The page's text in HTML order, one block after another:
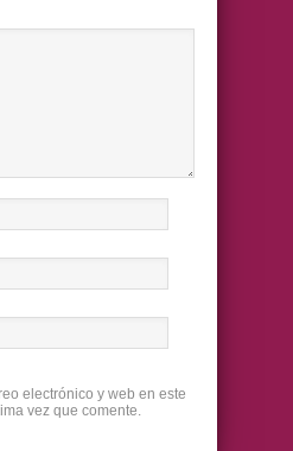
electrónico y web en este
vez que comente.